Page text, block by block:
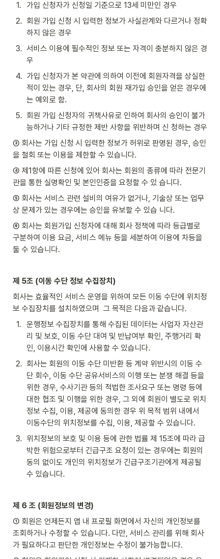
1.
가입 신청자가 신청일 기준으로 13세 미만인 경우
2. 회원 가입 신청 시 입력한 정보가 사실관계와 다르거나 정확
하지 않은 경우
3. 서비스 이용에 필수적인 정보 또는 자격이 충분하지 않은 경
우
4. 가입 신청자가 본 약관에 의하여 이전에 회원자격을 상실한
적이 있는 경우, 단, 회사의 회원 재가입 승인을 얻은 경우에
는 예외로 함.
5. 회원 가입 신청자의 귀책사유로 인하여 회사의 승인이 불가
능하거나 기타 규정한 제반 사항을 위반하며 신 청하는 경우
③ 회사는 가입 신청 시 입력한 정보가 허위로 판명된 경우, 승인
을 철회 또는 이용을 제한할 수 있습니다.
④ 제1항에 따른 신청에 있어 회사는 회원의 종류에 따라 전문기
관을 통한 실명확인 및 본인인증을 요청할 수 있 습니다.
⑤ 회사는 서비스 관련 설비의 여유가 없거나, 기술상 또는 업무
상 문제가 있는 경우에는 승인을 유보할 수 있습 니다.
⑥ 회사는 회원가입 신청자에 대해 회사 정책에 따라 등급별로
구분하여 이용 요금, 서비스 메뉴 등을 세분하여 이용에 차등을
둘 수 있습니다.
제 5조 (이동 수단 정보 수집장치)
회사는 효율적인 서비스 운영을 위하여 모든 이동 수단에 위치정
보 수집장치를 설치하였으며  그 목적은 다음과 같습니다.
1.
운행정보 수집장치를 통해 수집된 데이터는 사업자 자산관
리 및 보호, 이동 수단 대여 및 반납여부 확인, 주행거리 확
인, 이용시간 확인에 사용할 수 있습니다.
2. 회사는 회원의 이동 수단 미반환 등 계약 위반시의 이동 수
단 회수, 이동 수단 공유서비스의 이행 또는 분쟁 해결 등을
위한 경우, 수사기관 등의 적법한 조사요구 또는 명령 등에
대한 협조 및 이행을 위한 경우, 그 외에 회원이 별도로 위치
정보 수집, 이용, 제공에 동의한 경우 위 목적 범위 내에서
이동수단의 위치정보를 수집, 이용, 제공할 수 있습니다.
3. 위치정보의 보호 및 이용 등에 관한 법률 제 15조에 따라 급
박한 위험으로부터 긴급구조 요청이 있는 경우에는 회원의
동의 없이도 개인의 위치정보가 긴급구조기관에게 제공될
수 있습니다.
제 6 조 (회원정보의 변경)
① 회원은 언제든지 앱 내 프로필 화면에서 자신의 개인정보를
조회하거나 수정할 수 있습니다. 다만, 서비스 관리를 위해 회사
가 필요하다고 판단한 개인정보는 수정이 불가능합니다.